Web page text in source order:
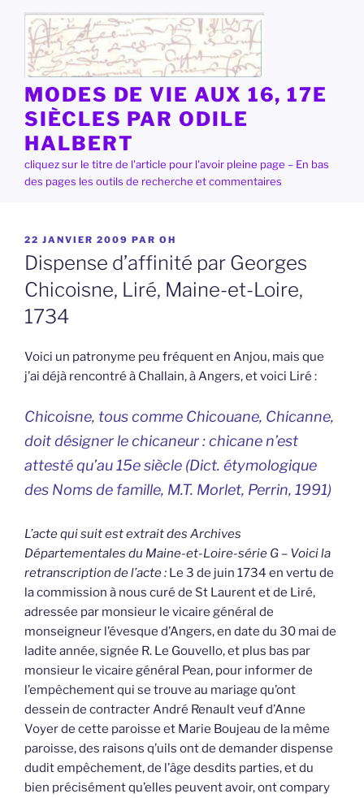
contenu
principal
MODES DE VIE AUX 16, 17E
SIÈCLES PAR ODILE
HALBERT
cliquez sur le titre de l'article pour l'avoir pleine page – En bas
des pages les outils de recherche et commentaires
PUBLIÉ
LE
22 JANVIER 2009 PAR OH
Dispense d’affinité par Georges
Chicoisne, Liré, Maine-et-Loire,
1734
Voici un patronyme peu fréquent en Anjou, mais que
j’ai déjà rencontré à Challain, à Angers, et voici Liré :
Chicoisne, tous comme Chicouane, Chicanne,
doit désigner le chicaneur : chicane n’est
attesté qu’au 15e siècle (Dict. étymologique
des Noms de famille, M.T. Morlet, Perrin, 1991)
L’acte qui suit est extrait des Archives
Départementales du Maine-et-Loire-série G – Voici la
retranscription de l’acte : Le 3 de juin 1734 en vertu de
la commission à nous curé de St Laurent et de Liré,
adressée par monsieur le vicaire général de
monseigneur l’évesque d’Angers, en date du 30 mai de
ladite année, signée R. Le Gouvello, et plus bas par
monsieur le vicaire général Pean, pour informer de
l’empêchement qui se trouve au mariage qu’ont
dessein de contracter André Renault veuf d’Anne
Voyer de cette paroisse et Marie Boujeau de la même
paroisse, des raisons q’uils ont de demander dispense
dudit empêchement, de l’âge desdits parties, et du
bien précisément qu’elles peuvent avoir, ont compary